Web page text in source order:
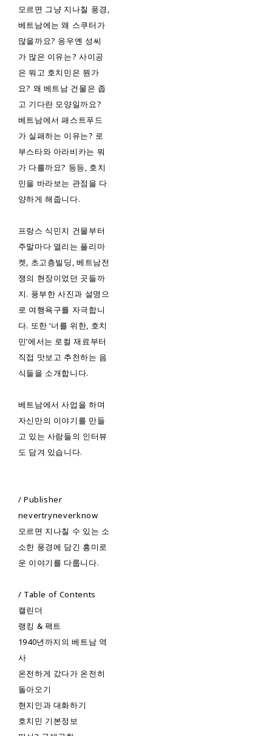
모르면 그냥 지나칠 풍경,
베트남에는 왜 스쿠터가
많을까요? 응우옌 성씨
가 많은 이유는? 사이공
은 뭐고 호치민은 뭔가
요? 왜 베트남 건물은 좁
고 기다란 모양일까요?
베트남에서 패스트푸드
가 실패하는 이유는? 로
부스타와 아라비카는 뭐
가 다를까요? 등등, 호치
민을 바라보는 관점을 다
양하게 해줍니다.
프랑스 식민지 건물부터
주말마다 열리는 플리마
켓, 초고층빌딩, 베트남전
쟁의 현장이었던 곳들까
지. 풍부한 사진과 설명으
로 여행욕구를 자극합니
다. 또한 ‘너를 위한, 호치
민’에서는 로컬 재료부터
직접 맛보고 추천하는 음
식들을 소개합니다.
베트남에서 사업을 하며
자신만의 이야기를 만들
고 있는 사람들의 인터뷰
도 담겨 있습니다.
/ Publisher
nevertryneverknow
모르면 지나칠 수 있는 소
소한 풍경에 담긴 흥미로
운 이야기를 다룹니다.
/ Table of Contents
캘린더
랭킹 & 팩트
1940년까지의 베트남 역
사
온전하게 갔다가 온전히
돌아오기
현지인과 대화하기
호치민 기본정보